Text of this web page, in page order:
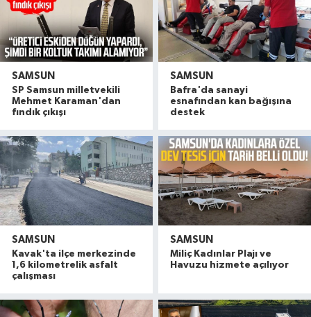
SAMSUN
SP Samsun milletvekili
Mehmet Karaman'dan
fındık çıkışı
SAMSUN
Bafra'da sanayi
esnafından kan bağışına
destek
SAMSUN
Kavak'ta ilçe merkezinde
1,6 kilometrelik asfalt
çalışması
SAMSUN
Miliç Kadınlar Plajı ve
Havuzu hizmete açılıyor